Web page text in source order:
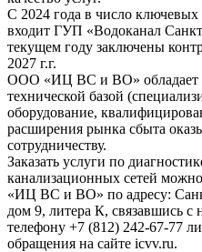
С 2024 года в число
входит ГУП «Водоканал
текущем году заключены
2027 г.г.
ООО «ИЦ ВС и ВО» обладает
технической базой
оборудование,
расширения рынка сбыта
сотрудничеству.
Заказать услуги по
канализационных сетей
«ИЦ ВС и ВО» по адресу:
дом 9, литера К, связавшись
телефону +7 (812) 242-67-77
обращения на сайте icvv.ru.